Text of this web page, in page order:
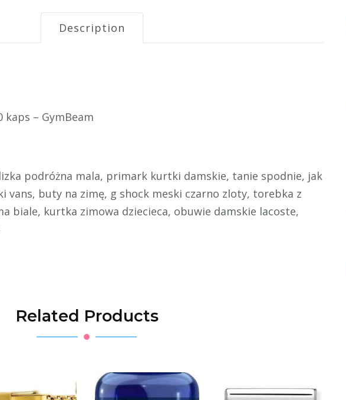
Description
kaps – GymBeam
podróżna mala, primark kurtki damskie, tanie spodnie, jak
vans, buty na zimę, g shock meski czarno zloty, torebka z
biale, kurtka zimowa dziecieca, obuwie damskie lacoste,
Related Products